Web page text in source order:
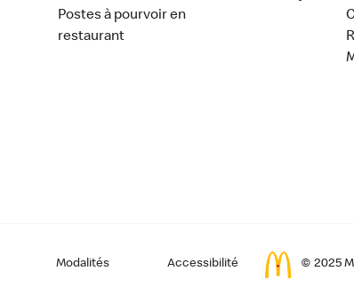
Postes à pourvoir en
restaurant
Modalités Accessibilité © 2025